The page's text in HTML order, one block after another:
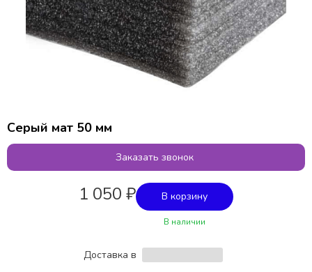
Серый мат 50 мм
Заказать звонок
1 050 ₽ В корзину
В наличии
Доставка в